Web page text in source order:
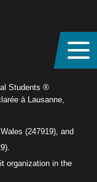
Students ®
à Lausanne,
(247919), and
organization in the